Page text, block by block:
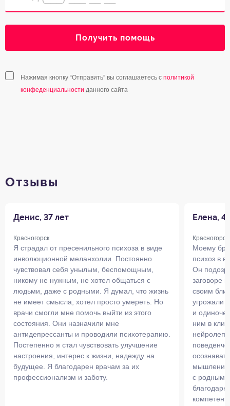
Получить помощь
Нажимая кнопку “Отправить” вы соглашаетесь с политикой
конфеденциальности данного сайта
Отзывы
Денис, 37 лет
Красногорск
Я страдал от пресенильного психоза в виде
инволюционной меланхолии. Постоянно
чувствовал себя унылым, беспомощным,
никому не нужным, не хотел общаться с
людьми, даже с родными. Я думал, что жизнь
не имеет смысла, хотел просто умереть. Но
врачи смогли мне помочь выйти из этого
состояния. Они назначили мне
антидепрессанты и проводили психотерапию.
Постепенно я стал чувствовать улучшение
настроения, интерес к жизни, надежду на
будущее. Я благодарен врачам за их
профессионализм и заботу.
Елена,
Красногорск
Моему
психоз в
Он
заговоре
своим
угрожали
и
ним в
с